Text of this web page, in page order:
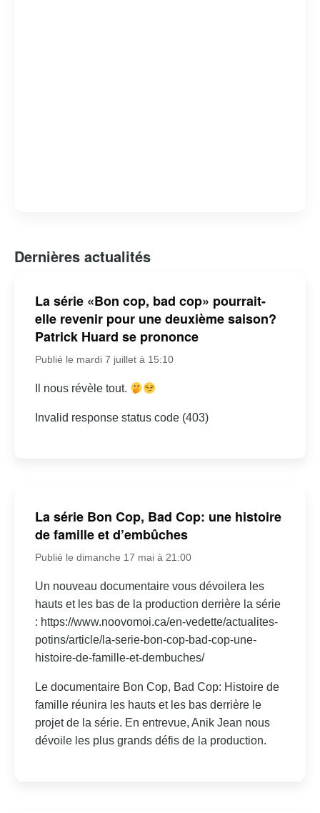
Dernières actualités
La série «Bon cop, bad cop» pourrait-
elle revenir pour une deuxième saison?
Patrick Huard se prononce
Publié le mardi 7 juillet à 15:10
Il nous révèle tout.
Invalid response status code (403)
La série Bon Cop, Bad Cop: une histoire
de famille et d’embûches
Publié le dimanche 17 mai à 21:00
Un nouveau documentaire vous dévoilera les
hauts et les bas de la production derrière la série
: https://www.noovomoi.ca/en-vedette/actualites-
potins/article/la-serie-bon-cop-bad-cop-une-
histoire-de-famille-et-dembuches/
Le documentaire Bon Cop, Bad Cop: Histoire de
famille réunira les hauts et les bas derrière le
projet de la série. En entrevue, Anik Jean nous
dévoile les plus grands défis de la production.